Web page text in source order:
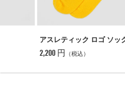
アスレティック ロゴ ソッ
2,200 円 （税込）